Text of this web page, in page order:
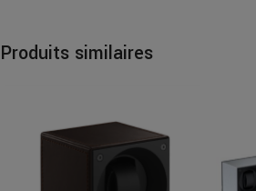
Produits similaires